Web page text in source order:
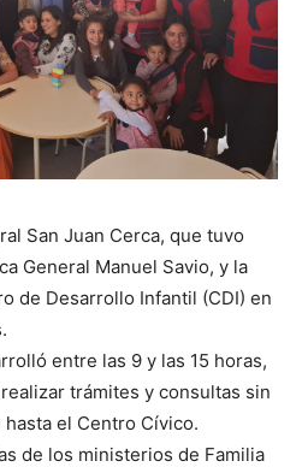
San Juan Cerca, que tuvo
General Manuel Savio, y la
de Desarrollo Infantil (CDI) en
entre las 9 y las 15 horas,
trámites y consultas sin
el Centro Cívico.
de los ministerios de Familia